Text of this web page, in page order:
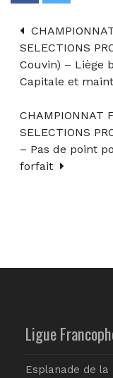
SELECTIONS
Couvin) – Liège
Capitale et
CHAMPIONNAT
SELECTIONS
– Pas de point
forfait
Ligue
Esplanade de la